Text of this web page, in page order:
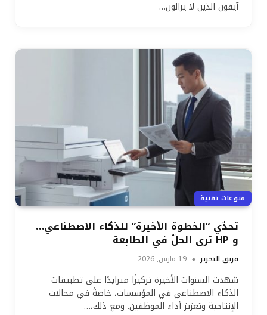
آيفون الذين لا يزالون…
منوعات تقنية
تحدّي “الخطوة الأخيرة” للذكاء الاصطناعي…
و HP ترى الحلّ في الطابعة
فريق التحرير 19 مارس, 2026
شهدت السنوات الأخيرة تركيزًا متزايدًا على تطبيقات
الذكاء الاصطناعي في المؤسسات، خاصةً في مجالات
الإنتاجية وتعزيز أداء الموظفين. ومع ذلك،…